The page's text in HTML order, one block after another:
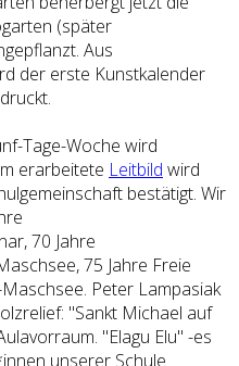
(später
Aus
der erste Kunstkalender
Tage-Woche wird
erarbeitete Leitbild wird
bestätigt. Wir
70 Jahre
75 Jahre Freie
Peter Lampasiak
"Sankt Michael auf
"Elagu Elu" -es
unserer Schule